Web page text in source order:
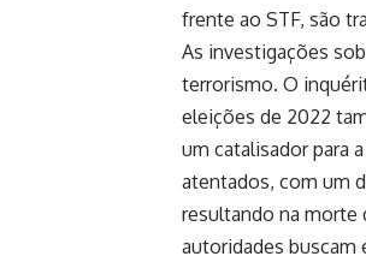
frente ao STF, são
As investigações
terrorismo. O
eleições de 2022
um catalisador para
atentados, com um
resultando na morte
autoridades buscam